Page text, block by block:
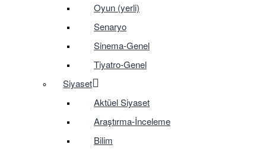
Oyun (yerli)
Senaryo
Sinema-Genel
Tiyatro-Genel
Siyaset
Aktüel Siyaset
Araştırma-İnceleme
Bilim